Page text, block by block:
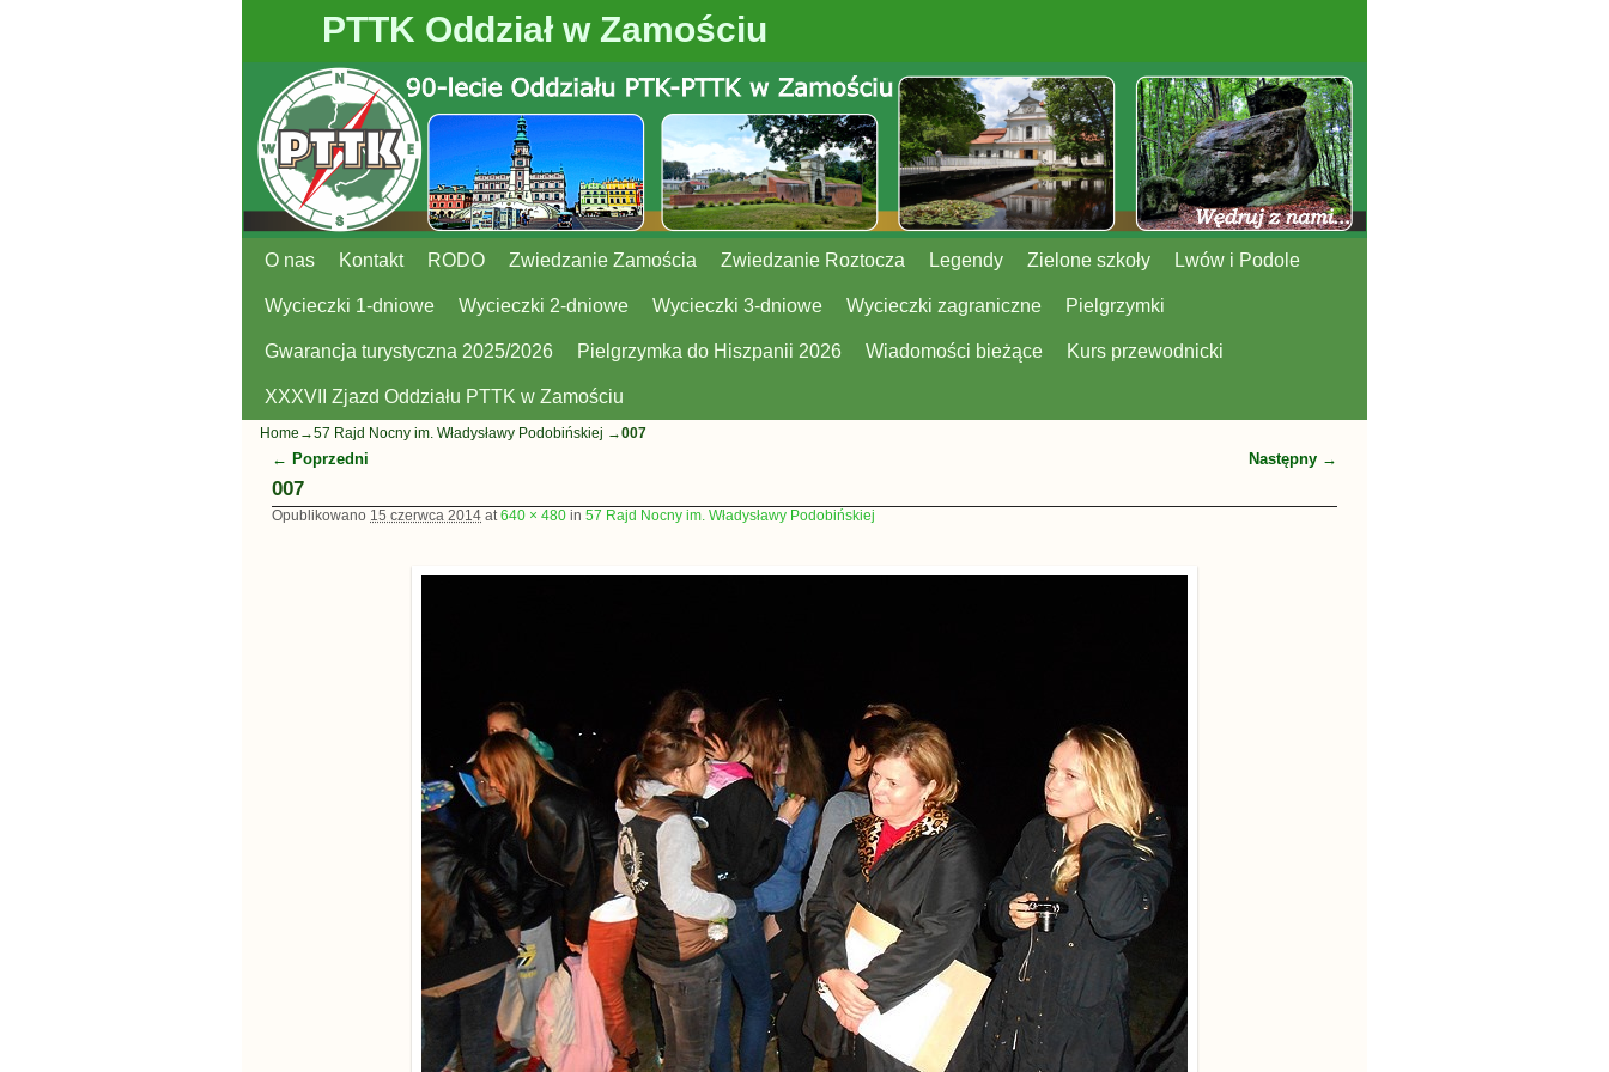
PTTK Oddział w Zamościu
Przejdź do głównej treści
Przejdź do
O nas Kontakt RODO Zwiedzanie Zamościa Zwiedzanie Roztocza Legendy Zielone szkoły Lwów i Podole
Wycieczki 1-dniowe Wycieczki 2-dniowe Wycieczki 3-dniowe Wycieczki zagraniczne Pielgrzymki
Gwarancja turystyczna 2025/2026 Pielgrzymka do Hiszpanii 2026 Wiadomości bieżące Kurs przewodnicki
XXXVII Zjazd Oddziału PTTK w Zamościu
Home →57 Rajd Nocny im. Władysławy Podobińskiej →007
Nawigacja
← Poprzedni Następny →
007
Opublikowano 15 czerwca 2014 at 640 × 480 in 57 Rajd Nocny im. Władysławy Podobińskiej